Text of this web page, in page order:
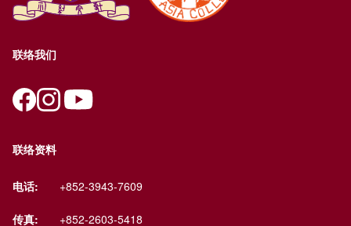
联络我们
联络资料
电话: +852-3943-7609
传真: +852-2603-5418